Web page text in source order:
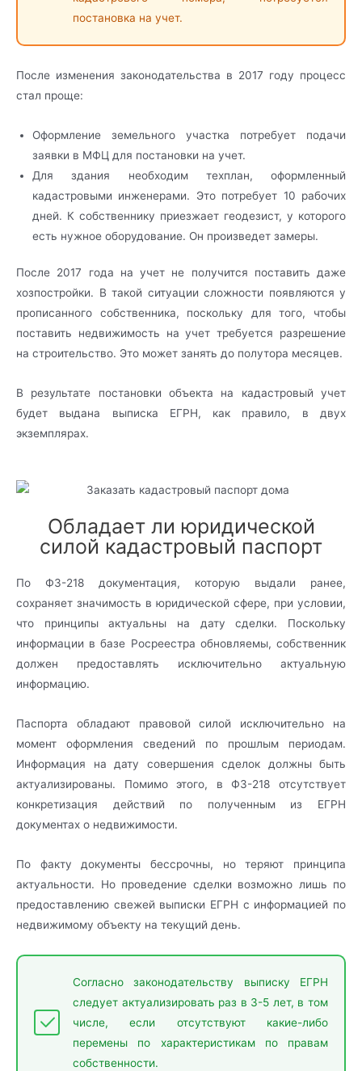
постановка на учет.
После изменения законодательства в 2017 году процесс
стал проще:
Оформление земельного участка потребует подачи
заявки в МФЦ для постановки на учет.
Для здания необходим техплан, оформленный
кадастровыми инженерами. Это потребует 10 рабочих
дней. К собственнику приезжает геодезист, у которого
есть нужное оборудование. Он произведет замеры.
После 2017 года на учет не получится поставить даже
хозпостройки. В такой ситуации сложности появляются у
прописанного собственника, поскольку для того, чтобы
поставить недвижимость на учет требуется разрешение
на строительство. Это может занять до полутора месяцев.
В результате постановки объекта на кадастровый учет
будет выдана выписка ЕГРН, как правило, в двух
экземплярах.
Обладает ли юридической
силой кадастровый паспорт
По ФЗ-218 документация, которую выдали ранее,
сохраняет значимость в юридической сфере, при условии,
что принципы актуальны на дату сделки. Поскольку
информации в базе Росреестра обновляемы, собственник
должен предоставлять исключительно актуальную
информацию.
Паспорта обладают правовой силой исключительно на
момент оформления сведений по прошлым периодам.
Информация на дату совершения сделок должны быть
актуализированы. Помимо этого, в ФЗ-218 отсутствует
конкретизация действий по полученным из ЕГРН
документах о недвижимости.
По факту документы бессрочны, но теряют принципа
актуальности. Но проведение сделки возможно лишь по
предоставлению свежей выписки ЕГРН с информацией по
недвижимому объекту на текущий день.
Согласно законодательству выписку ЕГРН
следует актуализировать раз в 3-5 лет, в том
числе, если отсутствуют какие-либо
перемены по характеристикам по правам
собственности.